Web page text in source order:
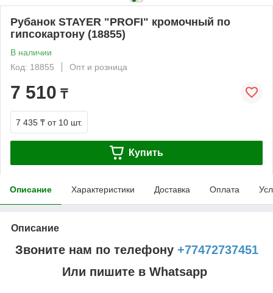
Рубанок STAYER "PROFI" кромочный по
гипсокартону (18855)
В наличии
Код: 18855
Опт и розница
7 510 ₸
7 435 ₸ от 10 шт.
Купить
Описание Характеристики Доставка Оплата
Описание
Звоните нам по телефону +77472737451
Или пишите в Whatsapp